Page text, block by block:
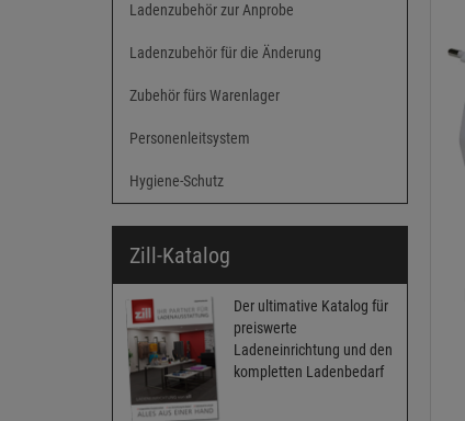
Ladenzubehör zur Anprobe
Ladenzubehör für die Änderung
Zubehör fürs Warenlager
Personenleitsystem
Hygiene-Schutz
Zill-Katalog
Der ultimative Katalog für
preiswerte
Ladeneinrichtung und den
kompletten Ladenbedarf